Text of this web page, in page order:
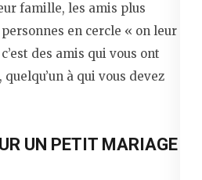
famille, les amis plus
en cercle « on leur
des amis qui vous ont
à qui vous devez
UN PETIT MARIAGE